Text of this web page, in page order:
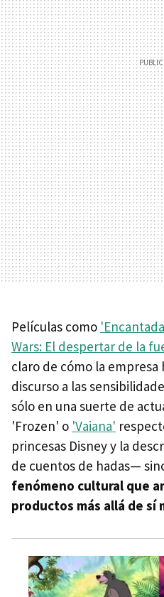
Películas como
Wars: El despertar de la
claro de cómo la empresa
discurso a las
sólo en una suerte de
'Frozen' o 'Vaiana'
princesas Disney y la
de cuentos de hadas—
fenómeno cultural que
productos más allá de sí